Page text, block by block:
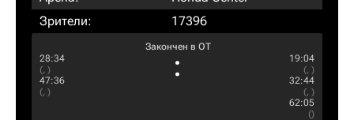
Зрители:
17396
Закончен в OT
:
28:34
(, )
47:36
(, )
19:04
(, )
32:44
(, )
62:05
()